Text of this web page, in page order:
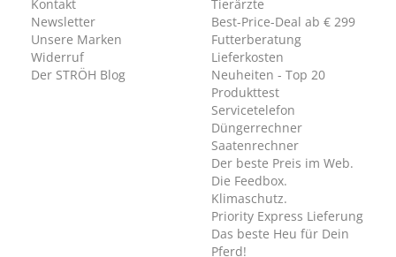
Kontakt
Newsletter
Unsere Marken
Widerruf
Der STRÖH Blog
Tierärzte
Best-Price-Deal ab € 299
Futterberatung
Lieferkosten
Neuheiten - Top 20
Produkttest
Servicetelefon
Düngerrechner
Saatenrechner
Der beste Preis im Web.
Die Feedbox.
Klimaschutz.
Priority Express Lieferung
Das beste Heu für Dein
Pferd!